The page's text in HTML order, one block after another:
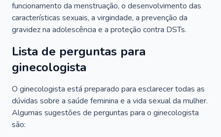
funcionamento da menstruação, o desenvolvimento das
características sexuais, a virgindade, a prevenção da
gravidez na adolescência e a proteção contra DSTs.
Lista de perguntas para
ginecologista
O ginecologista está preparado para esclarecer todas as
dúvidas sobre a saúde feminina e a vida sexual da mulher.
Algumas sugestões de perguntas para o ginecologista
são: